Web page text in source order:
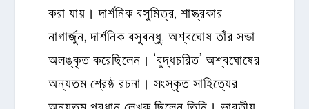
করা যায়। দার্শনিক বসুমিত্র, শাস্ত্রকার
নাগার্জুন, দার্শনিক বসুবন্ধু, অশ্বঘোষ তাঁর সভা
অলঙ্কৃত করেছিলেন। ‘বুদ্ধচরিত’ অশ্বঘোষের
অন্যতম শ্রেষ্ঠ রচনা। সংস্কৃত সাহিত্যের